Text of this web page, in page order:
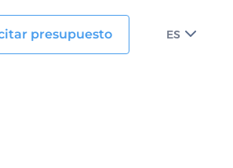
presupuesto ES